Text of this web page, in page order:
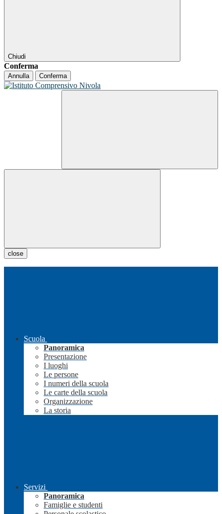
Chiudi
Conferma
Annulla Conferma
close
Scuola
Panoramica
Presentazione
I luoghi
Le persone
I numeri della scuola
Le carte della scuola
Organizzazione
La storia
Servizi
Panoramica
Famiglie e studenti